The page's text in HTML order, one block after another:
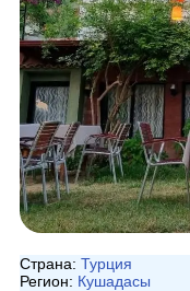
Страна: Турция
Регион: Кушадасы